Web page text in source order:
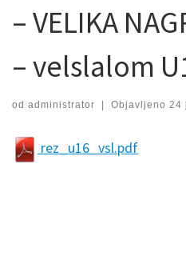
– VELIKA
– velslalom
od administrator | Objavljeno 24
rez_u16_vsl.pdf